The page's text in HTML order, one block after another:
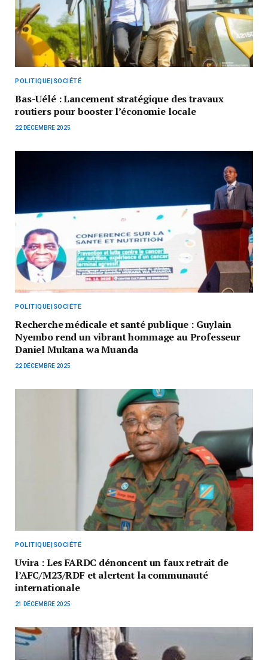
POLITIQUE|SOCIÉTÉ
Bas-Uélé : Lancement stratégique des travaux
routiers pour booster l’économie locale
22 DÉCEMBRE 2025
POLITIQUE|SOCIÉTÉ
Recherche médicale et santé publique : Guylain
Nyembo rend un vibrant hommage au Professeur
Daniel Mukana wa Muanda
22 DÉCEMBRE 2025
POLITIQUE|SOCIÉTÉ
Uvira : Les FARDC dénoncent un faux retrait de
l’AFC/M23/RDF et alertent la communauté
internationale
21 DÉCEMBRE 2025